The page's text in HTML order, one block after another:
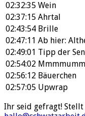
02:32:35 Wein
02:37:15 Ahrtal
02:43:54 Brille
02:47:11 Ab hier:
02:49:01 Tipp der
02:54:02
02:56:12 Bäuerchen
02:57:05 Upwrap
Ihr seid gefragt! Stellt